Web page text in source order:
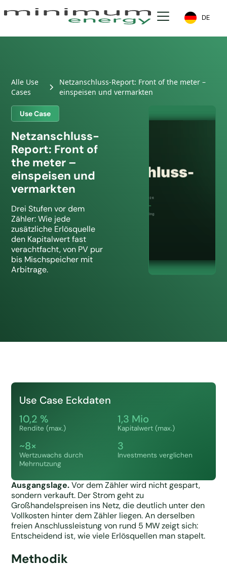
DE
Alle Use
Cases
Netzanschluss-Report: Front of the meter –
einspeisen und vermarkten
Use Case
Netzanschluss-
Report: Front of
the meter –
einspeisen und
vermarkten
Drei Stufen vor dem
Zähler: Wie jede
zusätzliche Erlösquelle
den Kapitalwert fast
verachtfacht, von PV pur
bis Mischspeicher mit
Arbitrage.
Use Case Eckdaten
10,2 %
Rendite (max.)
1,3 Mio
Kapitalwert (max.)
~8×
Wertzuwachs durch
Mehrnutzung
3
Investments verglichen
Ausgangslage.Vor dem Zähler wird nicht gespart,
sondern verkauft. Der Strom geht zu
Großhandelspreisen ins Netz, die deutlich unter den
Vollkosten hinter dem Zähler liegen. An derselben
freien Anschlussleistung von rund 5 MW zeigt sich:
Entscheidend ist, wie viele Erlösquellen man stapelt.
Methodik